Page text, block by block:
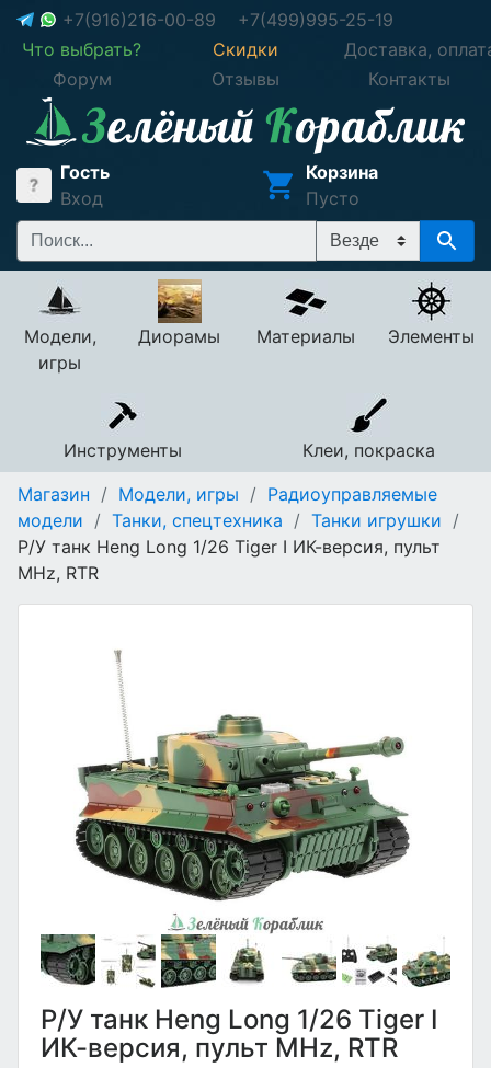
+7(916)216-00-89
+7(499)995-25-19
Что выбрать?
Скидки
Доставка,
Форум
Отзывы Контакты
Гость
Вход
Корзина
Пусто
Модели,
игры
Диорамы Материалы Элементы
Инструменты
Клеи, покраска
Магазин / Модели, игры / Радиоуправляемые
модели / Танки, спецтехника / Танки игрушки /
Р/У танк Heng Long 1/26 Tiger I ИК-версия, пульт
MHz, RTR
Р/У танк Heng Long 1/26 Tiger I
ИК-версия, пульт MHz, RTR